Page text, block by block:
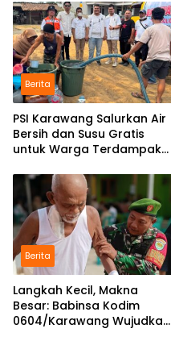
Berita
PSI Karawang Salurkan Air
Bersih dan Susu Gratis
untuk Warga Terdampak
Selatan
Berita
Langkah Kecil, Makna
Besar: Babinsa Kodim
0604/Karawang Wujudkan